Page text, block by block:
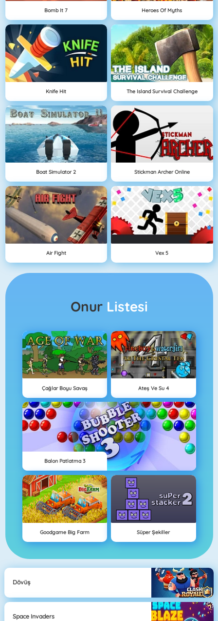
Bomb It 7 Heroes Of Myths
Knife Hit The Island Survival Challenge
Boat Simulator 2 Stickman Archer Online
Air Fight Vex 5
Onur Listesi
Çağlar Boyu Savaş Ateş Ve Su 4
Balon Patlatma 3
Goodgame Big Farm Süper Şekiller
Dövüş
Space Invaders